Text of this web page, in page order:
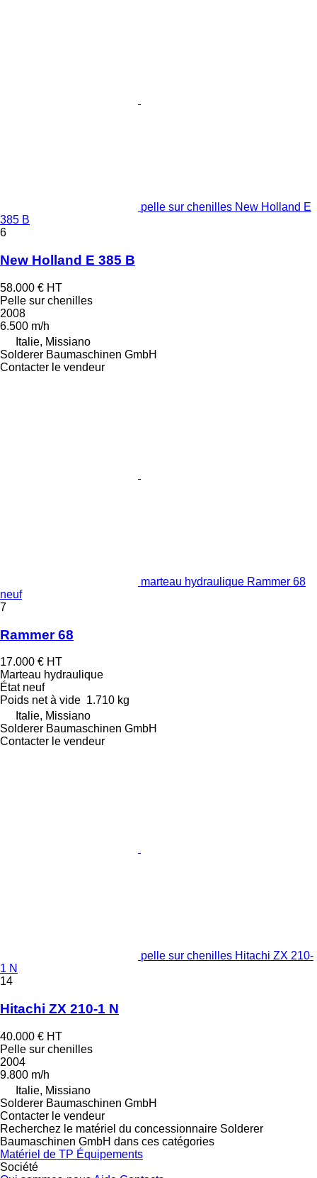
pelle sur chenilles New Holland E
385 B
6
New Holland E 385 B
58.000 € HT
Pelle sur chenilles
2008
6.500 m/h
Italie, Missiano
Solderer Baumaschinen GmbH
Contacter le vendeur
marteau hydraulique Rammer 68
neuf
7
Rammer 68
17.000 € HT
Marteau hydraulique
Étatneuf
Poids net à vide 1.710 kg
Italie, Missiano
Solderer Baumaschinen GmbH
Contacter le vendeur
pelle sur chenilles Hitachi ZX 210-
1 N
14
Hitachi ZX 210-1 N
40.000 € HT
Pelle sur chenilles
2004
9.800 m/h
Italie, Missiano
Solderer Baumaschinen GmbH
Contacter le vendeur
Recherchez le matériel du concessionnaire Solderer
Baumaschinen GmbH dans ces catégories
Matériel de TP Équipements
Société